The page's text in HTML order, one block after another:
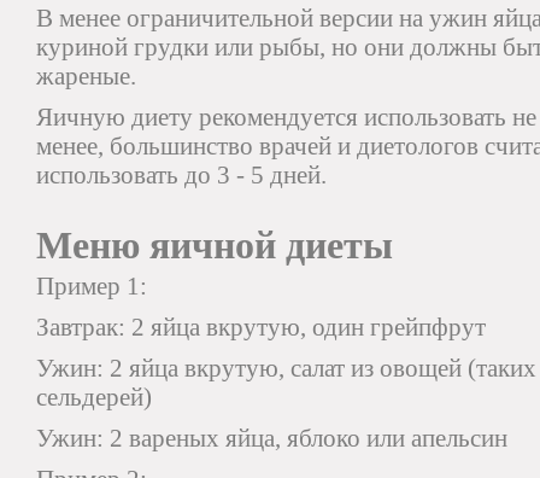
В менее ограничительной версии на ужин
куриной грудки или рыбы, но они должны
жареные.
Яичную диету рекомендуется использовать
менее, большинство врачей и диетологов
использовать до 3 - 5 дней.
Меню яичной диеты
Пример 1:
Завтрак: 2 яйца вкрутую, один грейпфрут
Ужин: 2 яйца вкрутую, салат из овощей
сельдерей)
Ужин: 2 вареных яйца, яблоко или апельсин